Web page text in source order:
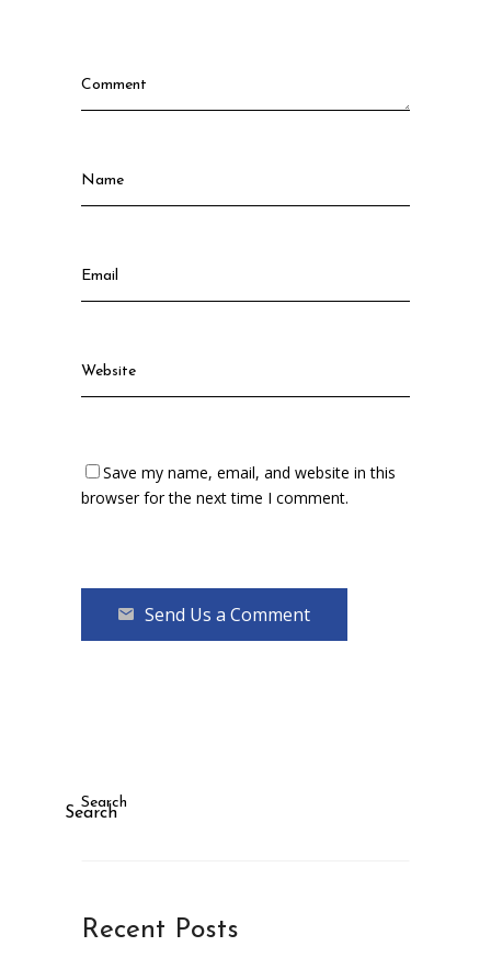
Save my name, email, and website in this
browser for the next time I comment.
Send Us a Comment
Search
Search
Recent Posts